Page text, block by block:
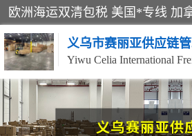
义乌市赛丽亚供应链
美森快船 欧